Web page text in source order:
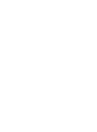
PRIX
plus large, de
via